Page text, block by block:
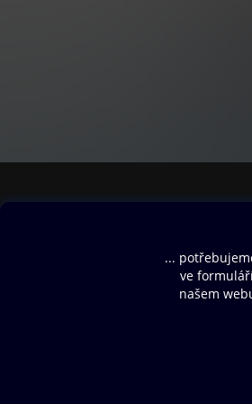
Aplikace a hry
SMS/MMS Info
Blog